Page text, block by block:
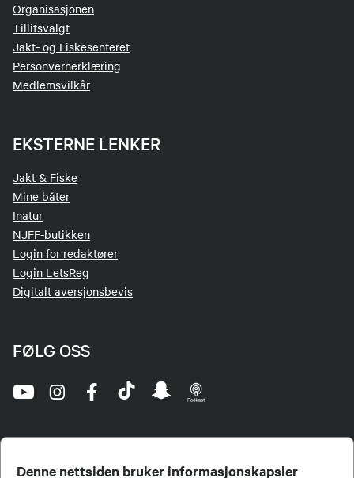
Denne nettsiden bruker informasjonskapsler
Organisasjonen
Tillitsvalgt
Jakt- og Fiskesenteret
Personvernerklæring
Medlemsvilkår
EKSTERNE LENKER
Jakt & Fiske
Mine båter
Inatur
NJFF-butikken
Login for redaktører
Login LetsReg
Digitalt aversjonsbevis
FØLG OSS